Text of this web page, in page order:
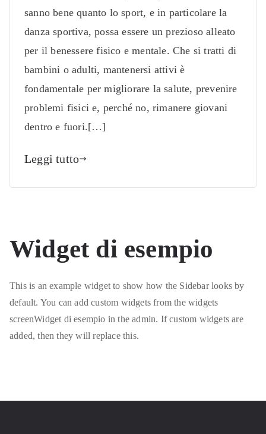
sanno bene quanto lo sport, e in particolare la
danza sportiva, possa essere un prezioso alleato
per il benessere fisico e mentale. Che si tratti di
bambini o adulti, mantenersi attivi è
fondamentale per migliorare la salute, prevenire
problemi fisici e, perché no, rimanere giovani
dentro e fuori.[…]
Leggi tutto
Widget di esempio
This is an example widget to show how the Sidebar looks by
default. You can add custom widgets from the widgets
screenWidget di esempio in the admin. If custom widgets are
added, then they will replace this.